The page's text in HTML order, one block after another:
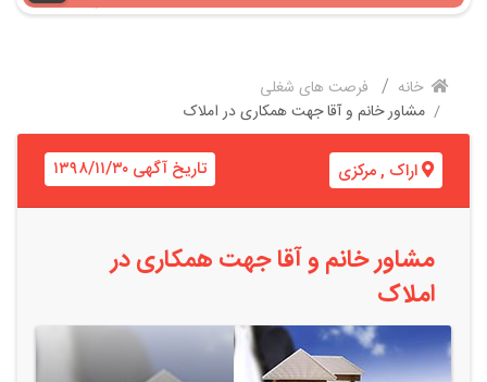
خانه
فرصت های شغلی
مشاور خانم و آقا جهت همکاری در املاک
اراک ,مرکزی تاریخ آگهی ۱۳۹۸/۱۱/۳۰
مشاور خانم و آقا جهت همکاری در
املاک